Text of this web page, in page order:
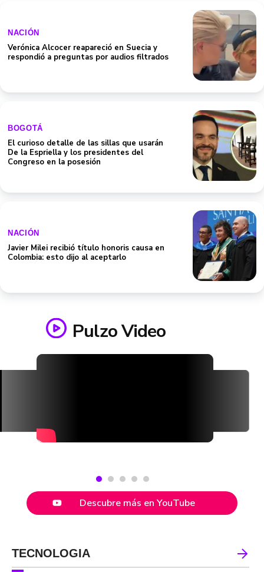
NACIÓN
Verónica Alcocer reapareció en Suecia y
respondió a preguntas por audios filtrados
BOGOTÁ
El curioso detalle de las sillas que usarán
De la Espriella y los presidentes del
Congreso en la posesión
NACIÓN
Javier Milei recibió título honoris causa en
Colombia: esto dijo al aceptarlo
Pulzo Video
Descubre más en YouTube
TECNOLOGIA